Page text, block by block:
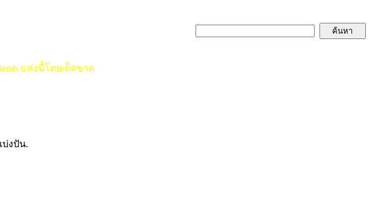
แห่งนี้โดยเด็ดขาด
บ่งปัน.